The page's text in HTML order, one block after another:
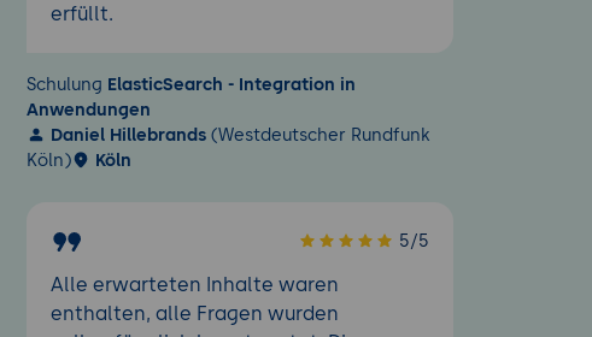
erfüllt.
Schulung ElasticSearch - Integration in
Anwendungen
Daniel Hillebrands (Westdeutscher Rundfunk
Köln)
Köln
5/5
Alle erwarteten Inhalte waren
enthalten, alle Fragen wurden